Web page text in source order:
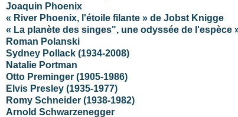
Joaquin Phoenix
« River Phoenix, l'étoile filante » de Jobst Knigge
« La planète des singes", une odyssée de l'espèce
Roman Polanski
Sydney Pollack (1934-2008)
Natalie Portman
Otto Preminger (1905-1986)
Elvis Presley (1935-1977)
Romy Schneider (1938-1982)
Arnold Schwarzenegger